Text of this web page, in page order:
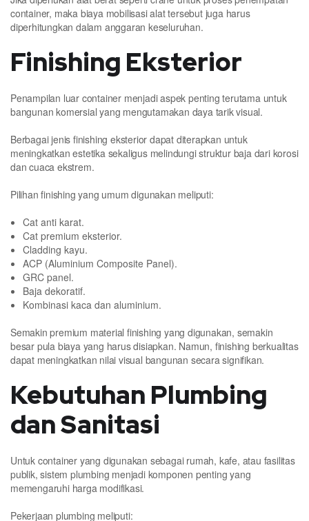
container, maka biaya mobilisasi alat tersebut juga harus
diperhitungkan dalam anggaran keseluruhan.
Finishing Eksterior
Penampilan luar container menjadi aspek penting terutama untuk
bangunan komersial yang mengutamakan daya tarik visual.
Berbagai jenis finishing eksterior dapat diterapkan untuk
meningkatkan estetika sekaligus melindungi struktur baja dari korosi
dan cuaca ekstrem.
Pilihan finishing yang umum digunakan meliputi:
Cat anti karat.
Cat premium eksterior.
Cladding kayu.
ACP (Aluminium Composite Panel).
GRC panel.
Baja dekoratif.
Kombinasi kaca dan aluminium.
Semakin premium material finishing yang digunakan, semakin
besar pula biaya yang harus disiapkan. Namun, finishing berkualitas
dapat meningkatkan nilai visual bangunan secara signifikan.
Kebutuhan Plumbing
dan Sanitasi
Untuk container yang digunakan sebagai rumah, kafe, atau fasilitas
publik, sistem plumbing menjadi komponen penting yang
memengaruhi harga modifikasi.
Pekerjaan plumbing meliputi: